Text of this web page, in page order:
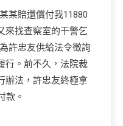
賠還償付我11880
來找查察室的干警乞
許忠友供給法令徵詢
行。前不久，法院裁
辦法，許忠友終極拿
款。